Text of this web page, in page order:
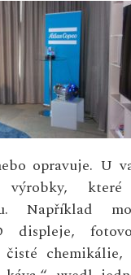
opravuje. U
výrobky,
Například
displeje,